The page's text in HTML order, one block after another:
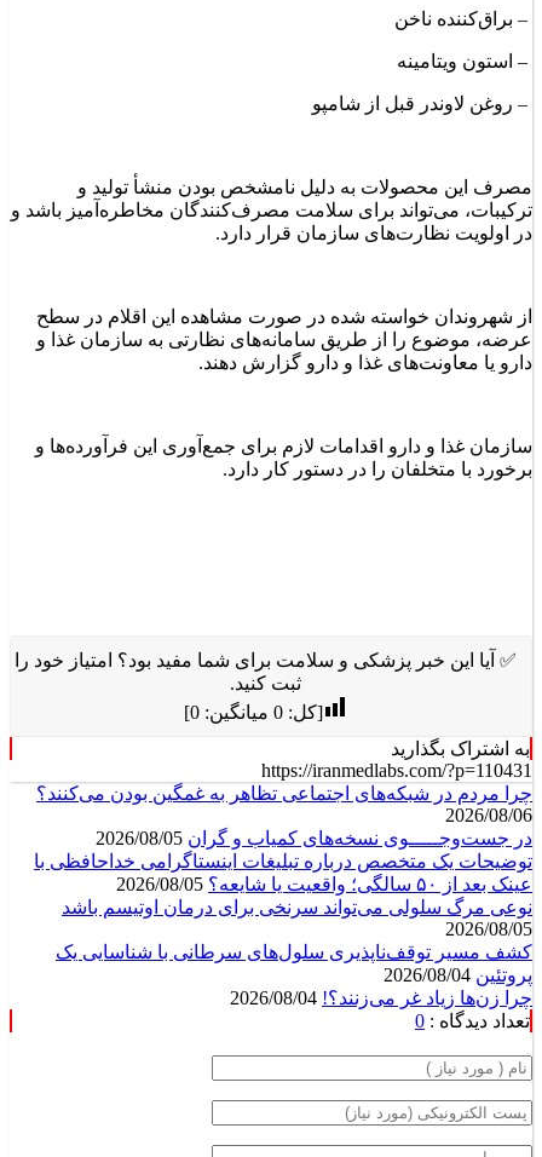
– براق‌کننده ناخن
– استون ویتامینه
– روغن لاوندر قبل از شامپو
مصرف این محصولات به دلیل نامشخص بودن منشأ تولید و
ترکیبات، می‌تواند برای سلامت مصرف‌کنندگان مخاطره‌آمیز باشد و
در اولویت نظارت‌های سازمان قرار دارد.
از شهروندان خواسته شده در صورت مشاهده این اقلام در سطح
عرضه، موضوع را از طریق سامانه‌های نظارتی به سازمان غذا و
دارو یا معاونت‌های غذا و دارو گزارش دهند.
سازمان غذا و دارو اقدامات لازم برای جمع‌آوری این فرآورده‌ها و
برخورد با متخلفان را در دستور کار دارد.
✅ آیا این خبر پزشکی و سلامت برای شما مفید بود؟ امتیاز خود را
ثبت کنید.
[کل:0 میانگین:0
]
به اشتراک بگذارید
https://iranmedlabs.com/?p=110431
چرا مردم در شبکه‌های اجتماعی تظاهر به غمگین بودن می‌کنند؟
2026/08/06
در جست‌وجـــــوی نسخه‌های کمیاب و گران
توضیحات یک متخصص درباره تبلیغات اینستاگرامی خداحافظی با
عینک بعد از ۵۰ سالگی؛ واقعیت یا شایعه؟
نوعی مرگ سلولی می‌تواند سرنخی برای درمان اوتیسم باشد
2026/08/05
کشف مسیر توقف‌ناپذیری سلول‌های سرطانی با شناسایی یک
پروتئین
چرا زن‌ها زیاد غر می‌زنند؟!
تعداد دیدگاه : 0